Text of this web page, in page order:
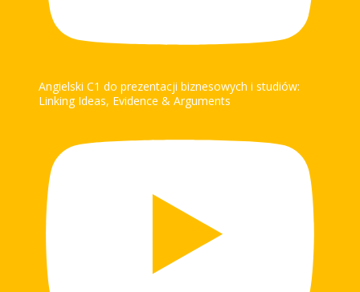
Angielski C1 do prezentacji biznesowych i studiów:
Linking Ideas, Evidence & Arguments